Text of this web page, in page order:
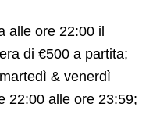
alle ore 22:00 il
di €500 a partita;
& venerdì
22:00 alle ore 23:59;